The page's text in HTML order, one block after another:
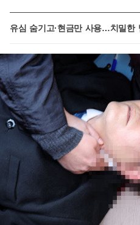
유심 숨기고·현금만 사용…치밀한